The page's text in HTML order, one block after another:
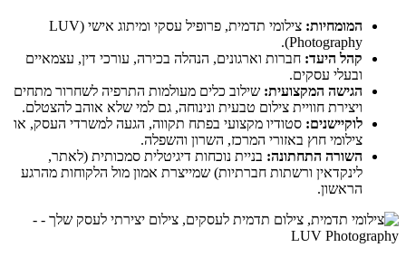
המומחיות:
צילומי תדמית, פרופיל עסקי ומיתוג אישי (LUV
Photography).
קהל היעד: חברות וארגונים, הנהלה בכירה, עורכי דין, עצמאיים
ובעלי עסקים.
הגישה המקצועית: שילוב כלים מעולמות התרפיה לשחרור מתחים
ויצירת חוויית צילום טבעית ונינוחה, גם למי שלא אוהב להצטלם.
לוקיישנים: סטודיו מקצועי בפתח תקווה, הגעה למשרדי העסק, או
צילומי חוץ באזורי המרכז, השרון והשפלה.
השורה התחתונה: בניית נוכחות דיגיטלית סמכותית (לאתר,
לינקדאין ורשתות חברתיות) שמייצרת אמון מול הלקוחות מהרגע
הראשון.